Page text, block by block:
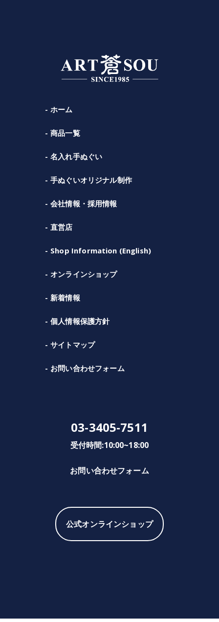
ホーム
商品一覧
名入れ手ぬぐい
手ぬぐいオリジナル制作
会社情報・採用情報
直営店
Shop Information (English)
オンラインショップ
新着情報
個人情報保護方針
サイトマップ
お問い合わせフォーム
03-3405-7511
受付時間:10:00~18:00
お問い合わせフォーム
公式オンラインショップ